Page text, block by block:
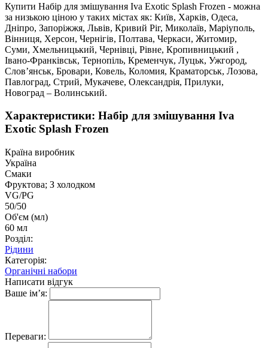
Купити Набір для змішування Iva Exotic Splash Frozen - можна
за низькою ціною у таких містах як: Київ, Харків, Одеса,
Дніпро, Запоріжжя, Львів, Кривий Ріг, Миколаїв, Маріуполь,
Вінниця, Херсон, Чернігів, Полтава, Черкаси, Житомир,
Суми, Хмельницький, Чернівці, Рівне, Кропивницький ,
Івано-Франківськ, Тернопіль, Кременчук, Луцьк, Ужгород,
Слов’янськ, Бровари, Ковель, Коломия, Краматорськ, Лозова,
Павлоград, Стрий, Мукачеве, Олександрія, Прилуки,
Новоград – Волинський.
Характеристики: Набір для змішування Iva
Exotic Splash Frozen
Країна виробник
Україна
Смаки
Фруктова; З холодком
VG/PG
50/50
Об'єм (мл)
60 мл
Розділ:
Рідини
Категорія:
Органічні набори
Написати відгук
Ваше ім’я:
Переваги: